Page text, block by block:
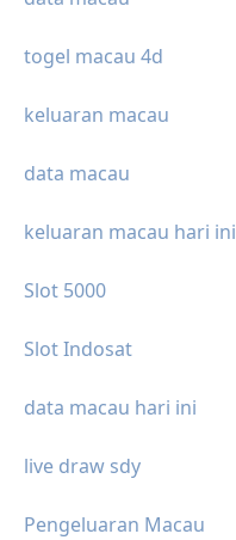
togel macau 4d
keluaran macau
data macau
keluaran macau hari ini
Slot 5000
Slot Indosat
data macau hari ini
live draw sdy
Pengeluaran Macau